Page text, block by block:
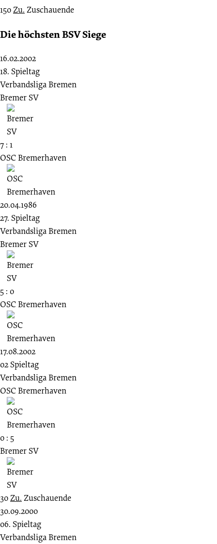
150Zu. Zuschauende
Die höchsten BSV Siege
16.02.2002
18. Spieltag
Verbandsliga Bremen
Bremer SV
7 : 1
OSC Bremerhaven
20.04.1986
27. Spieltag
Verbandsliga Bremen
Bremer SV
5 : 0
OSC Bremerhaven
17.08.2002
02 Spieltag
Verbandsliga Bremen
OSC Bremerhaven
0 : 5
Bremer SV
30Zu. Zuschauende
30.09.2000
06. Spieltag
Verbandsliga Bremen